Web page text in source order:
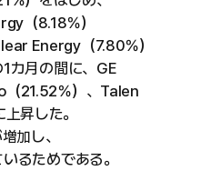
（8.18％）
Energy（7.80％）
カ月の間に、GE
21.52％）、Talen
昇した。
加し、
るためである。